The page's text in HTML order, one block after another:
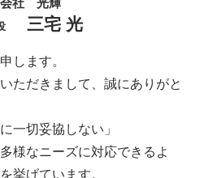
会社 光輝
三宅 光
します。
ただきまして、誠にありがと
一切妥協しない」
様なニーズに対応できるよ
挙げています。